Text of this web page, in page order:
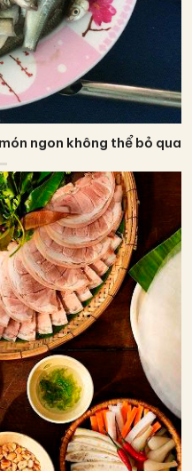
ngon không thể bỏ qua